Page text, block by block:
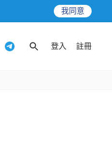
我同意
登入 註冊